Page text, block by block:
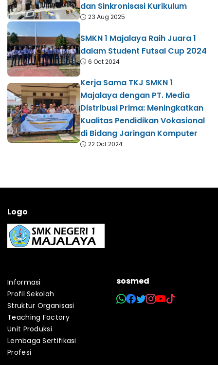
dan Sinkronisasi Kurikulum
23 Aug 2025
SMKN 1 Majalaya Raih Juara 1
dalam Student Futsal Cup 2024
6 Oct 2024
Kerja Sama TKJ SMKN 1
Majalaya dengan PT. Media
Distribusi Prima: Meningkatkan
Kualitas Pendidikan Vokasional
di Bidang Jaringan Komputer
22 Oct 2024
Logo
Informasi
Profil Sekolah
Struktur Organisasi
Teaching Factory
Unit Produksi
Lembaga Sertifikasi
Profesi
sosmed